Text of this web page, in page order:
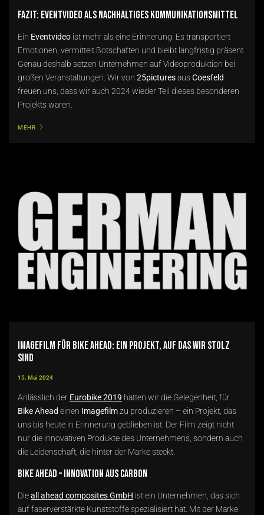
Fazit: Eventvideo als nachhaltiges Kommunikationsmittel
Ein Eventvideo ist mehr als eine Erinnerung. Es transportiert
Emotionen, vermittelt Botschaften und bleibt langfristig präsent.
Genau deshalb setzen Unternehmen auf Videoproduktion bei
großen Veranstaltungen. Wir von 25picturesausCoesfeld
freuen uns, dass wir auch 2024 wieder Teil dieses besonderen
Projekts waren.
MEHR
Imagefilm für Bike Ahead: Ein Projekt, auf das wir stolz
sind
15. Mai 2024
Anlässlich der Eurobike 2019 hatten wir die Gelegenheit, für
Bike Ahead einen Imagefilmzu produzieren – ein Projekt, das
uns bis heute in Erinnerung geblieben ist. Der Film zeigt nicht
nur die innovativen Produkte des Unternehmens, sondern auch
die Leidenschaft, die hinter der Marke steckt.
Bike Ahead – Innovation aus Carbon
Dieall ahead composites GmbH ist ein Unternehmen, das sich
auf faserverstärkte Kunststoffe spezialisiert hat. Mit der Marke